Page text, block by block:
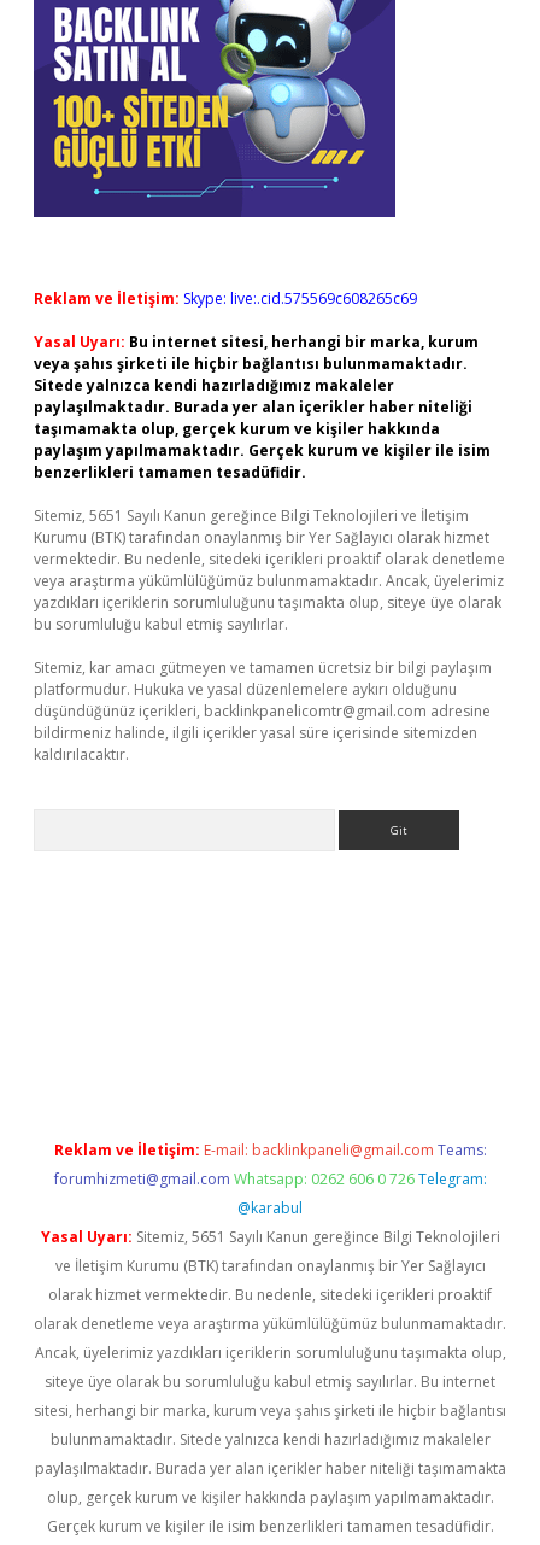
Reklam ve İletişim: Skype: live:.cid.575569c608265c69
Yasal Uyarı: Bu internet sitesi, herhangi bir marka, kurum
veya şahıs şirketi ile hiçbir bağlantısı bulunmamaktadır.
Sitede yalnızca kendi hazırladığımız makaleler
paylaşılmaktadır. Burada yer alan içerikler haber niteliği
taşımamakta olup, gerçek kurum ve kişiler hakkında
paylaşım yapılmamaktadır. Gerçek kurum ve kişiler ile isim
benzerlikleri tamamen tesadüfidir.
Sitemiz, 5651 Sayılı Kanun gereğince Bilgi Teknolojileri ve İletişim
Kurumu (BTK) tarafından onaylanmış bir Yer Sağlayıcı olarak hizmet
vermektedir. Bu nedenle, sitedeki içerikleri proaktif olarak denetleme
veya araştırma yükümlülüğümüz bulunmamaktadır. Ancak, üyelerimiz
yazdıkları içeriklerin sorumluluğunu taşımakta olup, siteye üye olarak
bu sorumluluğu kabul etmiş sayılırlar.
Sitemiz, kar amacı gütmeyen ve tamamen ücretsiz bir bilgi paylaşım
platformudur. Hukuka ve yasal düzenlemelere aykırı olduğunu
düşündüğünüz içerikleri, backlinkpanelicomtr@gmail.com adresine
bildirmeniz halinde, ilgili içerikler yasal süre içerisinde sitemizden
kaldırılacaktır.
Reklam ve İletişim: E-mail: backlinkpaneli@gmail.com Teams:
forumhizmeti@gmail.com Whatsapp: 0262 606 0 726 Telegram:
@karabul
Yasal Uyarı: Sitemiz, 5651 Sayılı Kanun gereğince Bilgi Teknolojileri
ve İletişim Kurumu (BTK) tarafından onaylanmış bir Yer Sağlayıcı
olarak hizmet vermektedir. Bu nedenle, sitedeki içerikleri proaktif
olarak denetleme veya araştırma yükümlülüğümüz bulunmamaktadır.
Ancak, üyelerimiz yazdıkları içeriklerin sorumluluğunu taşımakta olup,
siteye üye olarak bu sorumluluğu kabul etmiş sayılırlar. Bu internet
sitesi, herhangi bir marka, kurum veya şahıs şirketi ile hiçbir bağlantısı
bulunmamaktadır. Sitede yalnızca kendi hazırladığımız makaleler
paylaşılmaktadır. Burada yer alan içerikler haber niteliği taşımamakta
olup, gerçek kurum ve kişiler hakkında paylaşım yapılmamaktadır.
Gerçek kurum ve kişiler ile isim benzerlikleri tamamen tesadüfidir.